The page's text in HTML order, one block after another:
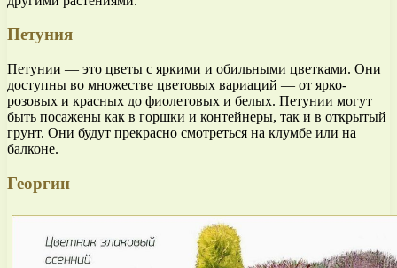
Петуния
Петунии — это цветы с яркими и обильными цветками. Они
доступны во множестве цветовых вариаций — от ярко-
розовых и красных до фиолетовых и белых. Петунии могут
быть посажены как в горшки и контейнеры, так и в открытый
грунт. Они будут прекрасно смотреться на клумбе или на
балконе.
Георгин